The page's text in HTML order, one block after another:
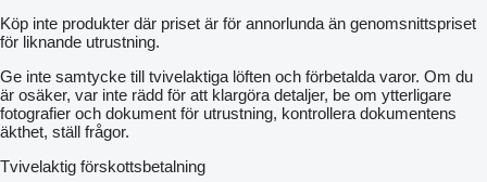
Köp inte produkter där priset är för annorlunda än genomsnittspriset
för liknande utrustning.
Ge inte samtycke till tvivelaktiga löften och förbetalda varor. Om du
är osäker, var inte rädd för att klargöra detaljer, be om ytterligare
fotografier och dokument för utrustning, kontrollera dokumentens
äkthet, ställ frågor.
Tvivelaktig förskottsbetalning